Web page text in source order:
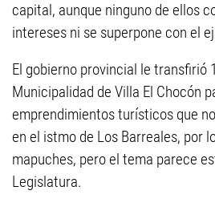
capital, aunque ninguno de ellos
intereses ni se superpone con el
El gobierno provincial le transfirió
Municipalidad de Villa El Chocón
emprendimientos turísticos que
en el istmo de Los Barreales, por
mapuches, pero el tema parece
Legislatura.